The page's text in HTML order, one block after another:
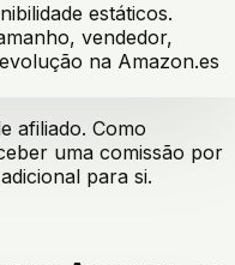
estáticos.
vendedor,
na Amazon.es
afiliado. Como
uma comissão por
para si.